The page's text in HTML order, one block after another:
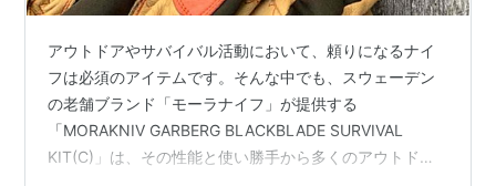
アウトドアやサバイバル活動において、頼りになるナイ
フは必須のアイテムです。そんな中でも、スウェーデン
の老舗ブランド「モーラナイフ」が提供する
「MORAKNIV GARBERG BLACKBLADE SURVIVAL
KIT(C)」は、その性能と使い勝手から多くのアウトドア